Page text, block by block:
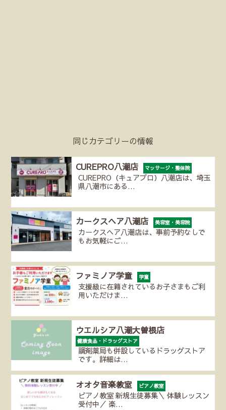
同じカテゴリーの情報
CUREPRO八潮店 マッサージ・整体院
CUREPRO（キュアプロ）八潮店は、埼玉
県八潮市にある…
カークスヘア八潮店 美容室・美容院
カークスヘア八潮店は、事前予約なしで
もお気軽にご…
ファミノア学童 学童
支援級に在籍されているお子さまもご利
用いただけま…
ウエルシア八潮大曽根店
健康食品・ドラッグストア
調剤薬局も併設しているドラッグストア
です。詳細は…
オオタ音楽教室 ピアノ教室
ピアノ教室 新規生徒募集＼ 体験レッスン
受付中／ 楽…